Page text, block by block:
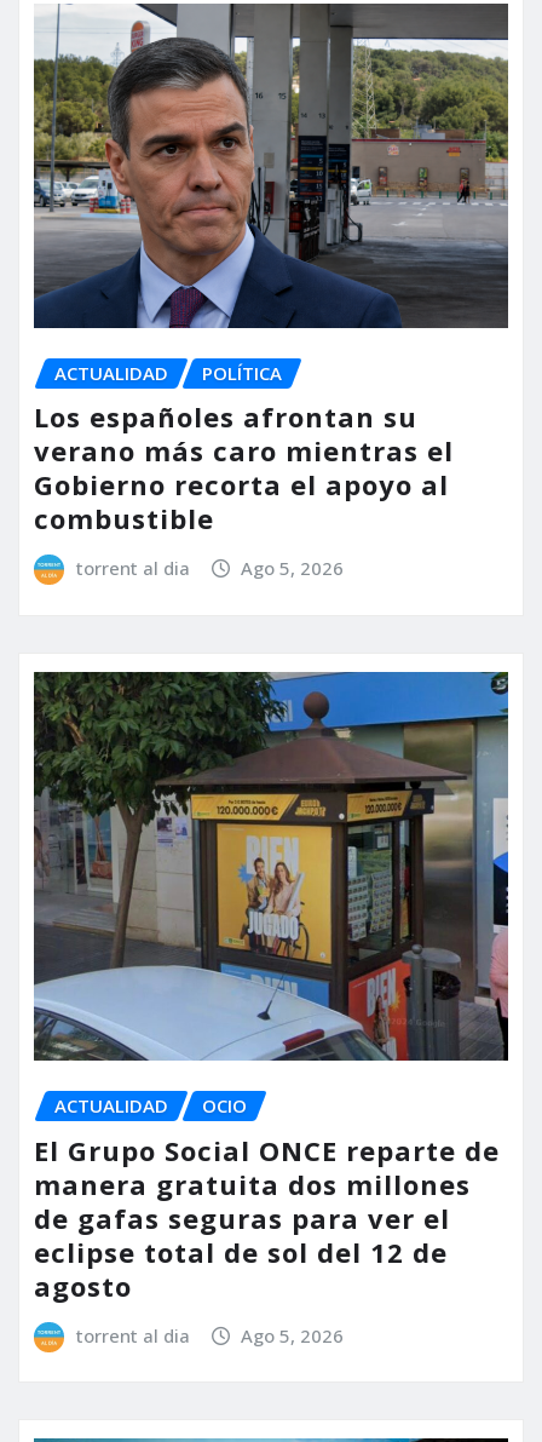
ACTUALIDAD POLÍTICA
Los españoles afrontan su
verano más caro mientras el
Gobierno recorta el apoyo al
combustible
torrent al dia Ago 5, 2026
ACTUALIDAD OCIO
El Grupo Social ONCE reparte de
manera gratuita dos millones
de gafas seguras para ver el
eclipse total de sol del 12 de
agosto
torrent al dia Ago 5, 2026